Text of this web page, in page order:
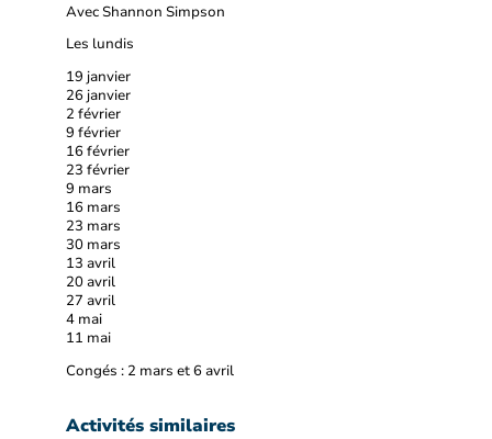
Avec Shannon Simpson
Les lundis
19 janvier
26 janvier
2 février
9 février
16 février
23 février
9 mars
16 mars
23 mars
30 mars
13 avril
20 avril
27 avril
4 mai
11 mai
Congés : 2 mars et 6 avril
Activités similaires